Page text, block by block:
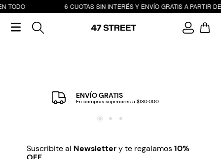
TODO 6 CUOTAS SIN INTERÉS Y ENVÍO GRATIS A PARTIR
ENVÍO GRATIS
En compras superiores a $130.000
Suscribite al Newslettery te regalamos10%